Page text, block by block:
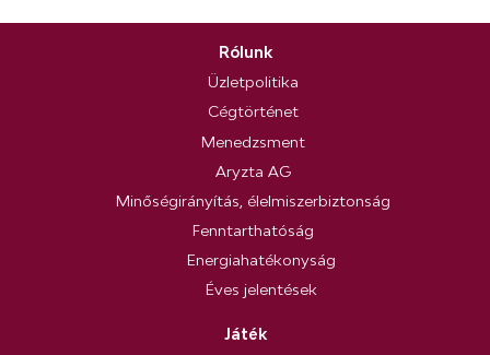
Rólunk
Üzletpolitika
Cégtörténet
Menedzsment
Aryzta AG
Minőségirányítás, élelmiszerbiztonság
Fenntarthatóság
Energiahatékonyság
Éves jelentések
Játék